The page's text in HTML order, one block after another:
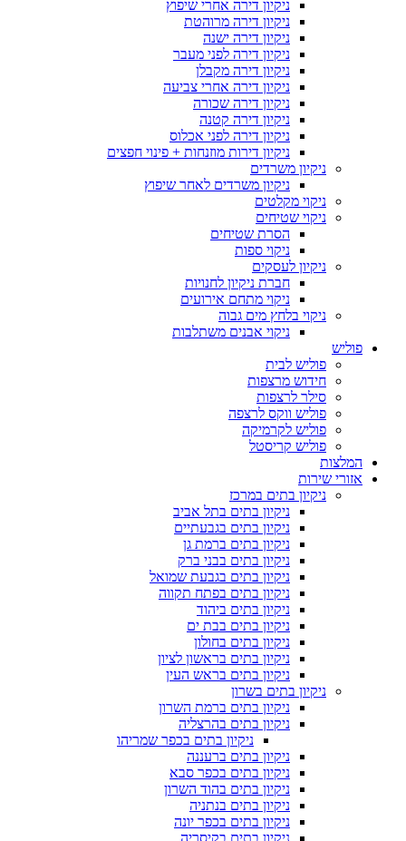
ניקיון דירה אחרי שיפוץ
ניקיון דירה מרוהטת
ניקיון דירה ישנה
ניקיון דירה לפני מעבר
ניקיון דירה מקבלן
ניקיון דירה אחרי צביעה
ניקיון דירה שכורה
ניקיון דירה קטנה
ניקיון דירה לפני אכלוס
ניקיון דירות מוזנחות + פינוי חפצים
ניקיון משרדים
ניקיון משרדים לאחר שיפוץ
ניקוי מקלטים
ניקוי שטיחים
הסרת שטיחים
ניקוי ספות
ניקיון לעסקים
חברת ניקיון לחנויות
ניקוי מתחם אירועים
ניקוי בלחץ מים גבוה
ניקוי אבנים משתלבות
פוליש
פוליש לבית
חידוש מרצפות
סילר לרצפות
פוליש ווקס לרצפה
פוליש לקרמיקה
פוליש קריסטל
המלצות
אזורי שירות
ניקיון בתים במרכז
ניקיון בתים בתל אביב
ניקיון בתים בגבעתיים
ניקיון בתים ברמת גן
ניקיון בתים בבני ברק
ניקיון בתים בגבעת שמואל
ניקיון בתים בפתח תקווה
ניקיון בתים ביהוד
ניקיון בתים בבת ים
ניקיון בתים בחולון
ניקיון בתים בראשון לציון
ניקיון בתים בראש העין
ניקיון בתים בשרון
ניקיון בתים ברמת השרון
ניקיון בתים בהרצליה
ניקיון בתים בכפר שמריהו
ניקיון בתים ברעננה
ניקיון בתים בכפר סבא
ניקיון בתים בהוד השרון
ניקיון בתים בנתניה
ניקיון בתים בכפר יונה